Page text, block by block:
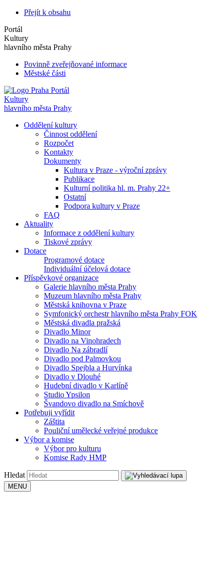
Přejít k obsahu
Portál
Kultury
hlavního města Prahy
Povinně zveřejňované informace
Městské části
Portál
Kultury
hlavního města Prahy
Oddělení kultury
Činnost oddělení
Rozpočet
Kontakty
Dokumenty
Kultura v Praze - výroční zprávy
Publikace
Kulturní politika hl. m. Prahy 22+
Ostatní
Podpora kultury v Praze
FAQ
Aktuality
Informace z oddělení kultury
Tiskové zprávy
Dotace
Programové dotace
Individuální účelová dotace
Příspěvkové organizace
Galerie hlavního města Prahy
Muzeum hlavního města Prahy
Městská knihovna v Praze
Symfonický orchestr hlavního města Prahy FOK
Městská divadla pražská
Divadlo Minor
Divadlo na Vinohradech
Divadlo Na zábradlí
Divadlo pod Palmovkou
Divadlo Spejbla a Hurvínka
Divadlo v Dlouhé
Hudební divadlo v Karlíně
Studio Ypsilon
Švandovo divadlo na Smíchově
Potřebuji vyřídit
Záštita
Pouliční umělecké veřejné produkce
Výbor a komise
Výbor pro kulturu
Komise Rady HMP
Hledat
MENU